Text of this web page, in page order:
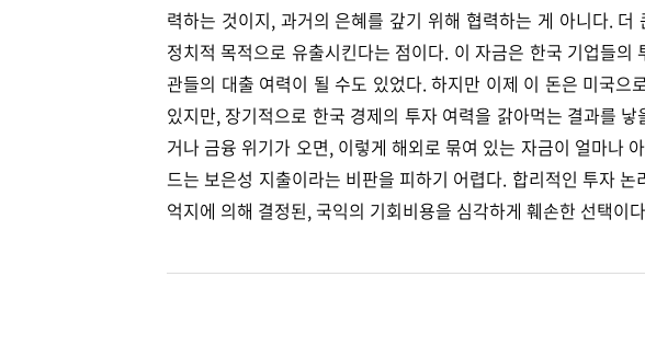
력하는 것이지, 과거의 은혜를 갚기 위해 협력하는 게 아니다.
정치적 목적으로 유출시킨다는 점이다. 이 자금은 한국 기업들의
관들의 대출 여력이 될 수도 있었다. 하지만 이제 이 돈은 미국으
있지만, 장기적으로 한국 경제의 투자 여력을 갉아먹는 결과를
거나 금융 위기가 오면, 이렇게 해외로 묶여 있는 자금이 얼마나
드는 보은성 지출이라는 비판을 피하기 어렵다. 합리적인 투자
억지에 의해 결정된, 국익의 기회비용을 심각하게 훼손한 선택이